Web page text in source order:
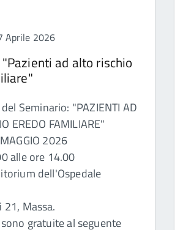
Aprile 2026
ad alto rischio
Seminario: "PAZIENTI AD
EREDO FAMILIARE"
2026
alle ore 14.00
dell'Ospedale
21, Massa.
gratuite al seguente